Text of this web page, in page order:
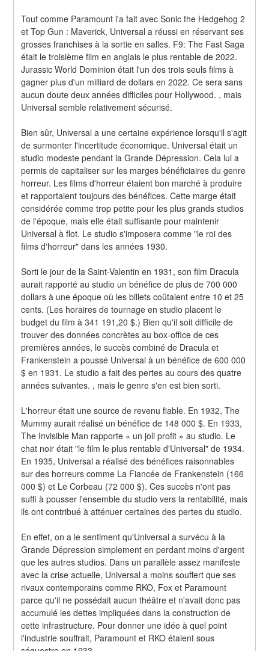
Tout comme Paramount l'a fait avec Sonic the Hedgehog 2
et Top Gun : Maverick, Universal a réussi en réservant ses
grosses franchises à la sortie en salles. F9: The Fast Saga
était le troisième film en anglais le plus rentable de 2022.
Jurassic World Dominion était l'un des trois seuls films à
gagner plus d'un milliard de dollars en 2022. Ce sera sans
aucun doute deux années difficiles pour Hollywood. , mais
Universal semble relativement sécurisé.
Bien sûr, Universal a une certaine expérience lorsqu'il s'agit
de surmonter l'incertitude économique. Universal était un
studio modeste pendant la Grande Dépression. Cela lui a
permis de capitaliser sur les marges bénéficiaires du genre
horreur. Les films d'horreur étaient bon marché à produire
et rapportaient toujours des bénéfices. Cette marge était
considérée comme trop petite pour les plus grands studios
de l'époque, mais elle était suffisante pour maintenir
Universal à flot. Le studio s'imposera comme "le roi des
films d'horreur" dans les années 1930.
Sorti le jour de la Saint-Valentin en 1931, son film Dracula
aurait rapporté au studio un bénéfice de plus de 700 000
dollars à une époque où les billets coûtaient entre 10 et 25
cents. (Les horaires de tournage en studio placent le
budget du film à 341 191,20 $.) Bien qu'il soit difficile de
trouver des données concrètes au box-office de ces
premières années, le succès combiné de Dracula et
Frankenstein a poussé Universal à un bénéfice de 600 000
$ en 1931. Le studio a fait des pertes au cours des quatre
années suivantes. , mais le genre s'en est bien sorti.
L'horreur était une source de revenu fiable. En 1932, The
Mummy aurait réalisé un bénéfice de 148 000 $. En 1933,
The Invisible Man rapporte « un joli profit » au studio. Le
chat noir était "le film le plus rentable d'Universal" de 1934.
En 1935, Universal a réalisé des bénéfices raisonnables
sur des horreurs comme La Fiancée de Frankenstein (166
000 $) et Le Corbeau (72 000 $). Ces succès n'ont pas
suffi à pousser l'ensemble du studio vers la rentabilité, mais
ils ont contribué à atténuer certaines des pertes du studio.
En effet, on a le sentiment qu'Universal a survécu à la
Grande Dépression simplement en perdant moins d'argent
que les autres studios. Dans un parallèle assez manifeste
avec la crise actuelle, Universal a moins souffert que ses
rivaux contemporains comme RKO, Fox et Paramount
parce qu'il ne possédait aucun théâtre et n'avait donc pas
accumulé les dettes impliquées dans la construction de
cette infrastructure. Pour donner une idée à quel point
l'industrie souffrait, Paramount et RKO étaient sous